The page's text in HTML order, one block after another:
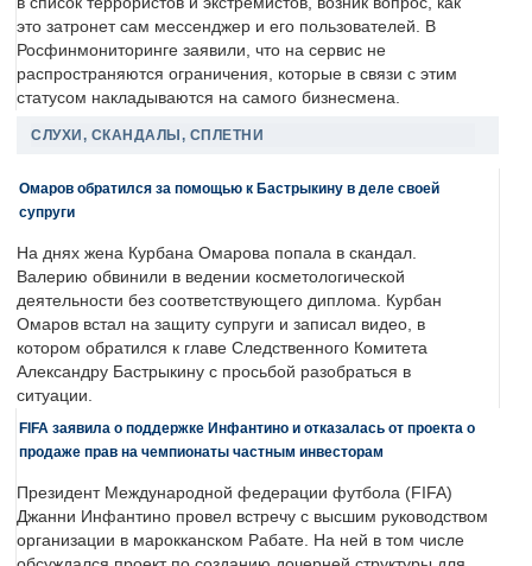
это затронет сам мессенджер и его пользователей. В
Росфинмониторинге заявили, что на сервис не
распространяются ограничения, которые в связи с этим
статусом накладываются на самого бизнесмена.
СЛУХИ, СКАНДАЛЫ, СПЛЕТНИ
Омаров обратился за помощью к Бастрыкину в деле своей
супруги
На днях жена Курбана Омарова попала в скандал.
Валерию обвинили в ведении косметологической
деятельности без соответствующего диплома. Курбан
Омаров встал на защиту супруги и записал видео, в
котором обратился к главе Следственного Комитета
Александру Бастрыкину с просьбой разобраться в
ситуации.
FIFA заявила о поддержке Инфантино и отказалась от проекта о
продаже прав на чемпионаты частным инвесторам
Президент Международной федерации футбола (FIFA)
Джанни Инфантино провел встречу с высшим руководством
организации в марокканском Рабате. На ней в том числе